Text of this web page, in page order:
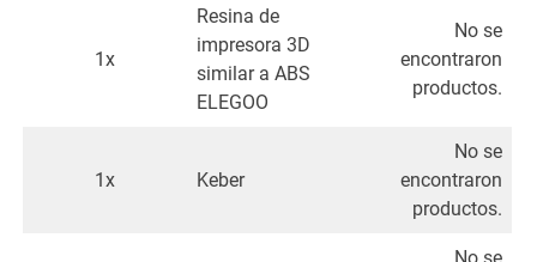
1x
Resina de
impresora 3D
similar a ABS
ELEGOO
No se
encontraron
productos.
1x Keber
No se
encontraron
productos.